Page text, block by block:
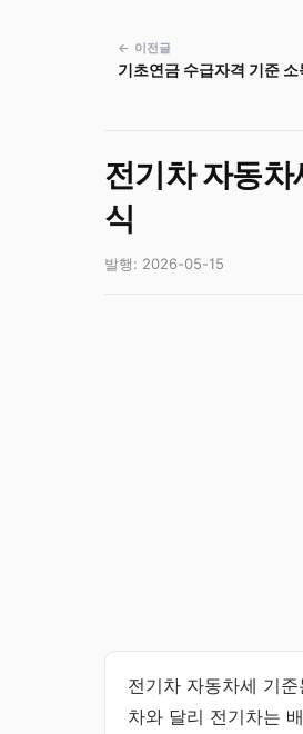
← 이전글
기초연금 수급자격 기준
전기차 자동차
식
발행: 2026-05-15
전기차 자동차세 기
차와 달리 전기차는